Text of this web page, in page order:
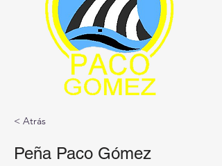
< Atrás
Peña Paco Gómez